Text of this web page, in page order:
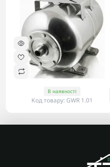
В наявності
Код товару: GWR 1.01